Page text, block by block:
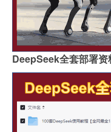
DeepSeek全套部署资